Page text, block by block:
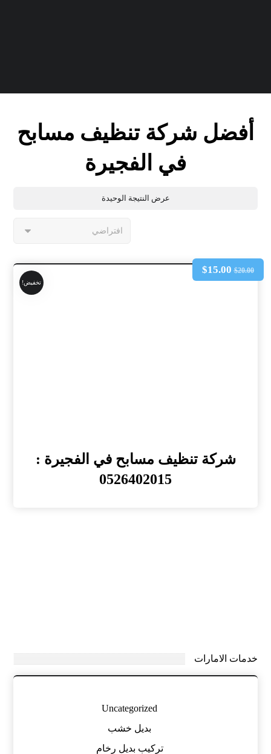
أفضل شركة تنظيف مسابح
في الفجيرة
عرض النتيجة الوحيدة
تخفيض!
شركة تنظيف مسابح في الفجيرة :
0526402015
$20.00
$15.00
خدمات الامارات
Uncategorized
بديل خشب
تركيب بديل رخام